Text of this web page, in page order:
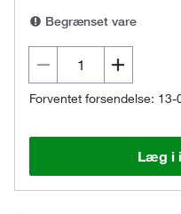
Begrænset vare
Forventet forsendelse: 13-
Læg i